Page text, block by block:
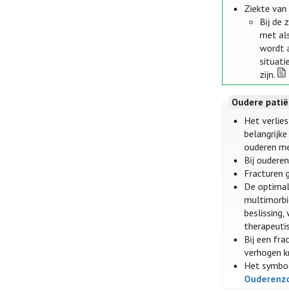
Ziekte van
Bij de
met
wordt
zijn.
Oudere
Het
ouderen
Bij
Fracturen
De
beslissing,
Bij een
verhogen
Het